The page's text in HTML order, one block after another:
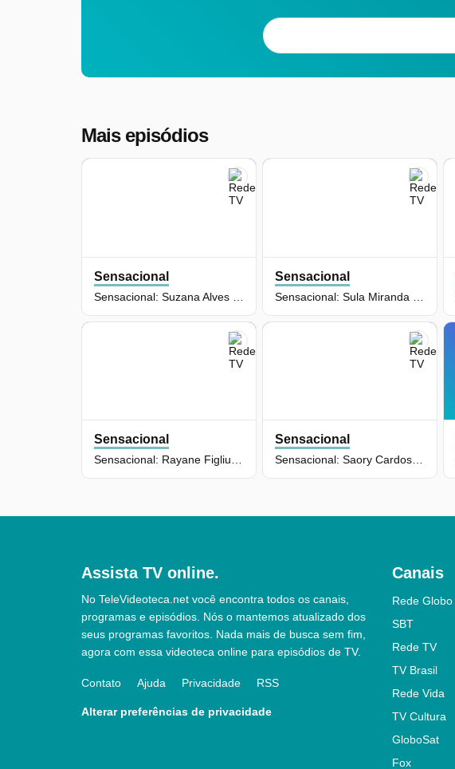
Mais episódios
Sensacional Sensacional
Sensacional Sensacional
Assista TV online.
No TeleVideoteca.net você encontra todos os canais,
programas e episódios. Nós o mantemos atualizado dos
seus programas favoritos. Nada mais de busca sem fim,
agora com essa videoteca online para episódios de TV.
Contato Ajuda Privacidade RSS
Alterar preferências de privacidade
Canais
Rede Globo
SBT
Rede TV
TV Brasil
Rede Vida
TV Cultura
GloboSat
Fox